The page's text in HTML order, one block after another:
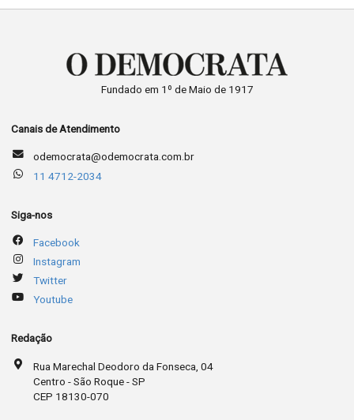
Fundado em 1º de Maio de 1917
Canais de Atendimento
odemocrata@odemocrata.com.br
11 4712-2034
Siga-nos
Facebook
Instagram
Twitter
Youtube
Redação
Rua Marechal Deodoro da Fonseca, 04
Centro - São Roque - SP
CEP 18130-070